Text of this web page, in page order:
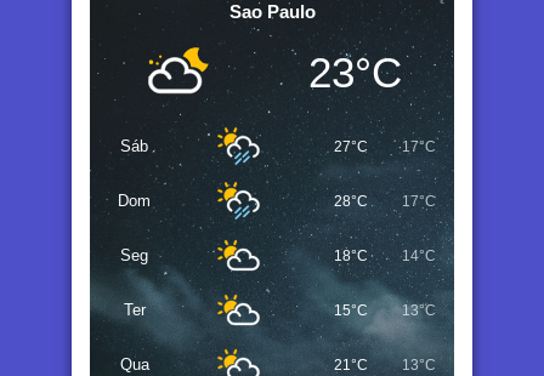
Sao Paulo
23°C
Sáb 27°C 17°C
Dom 28°C 17°C
Seg 18°C 14°C
Ter 15°C 13°C
Qua 21°C 13°C